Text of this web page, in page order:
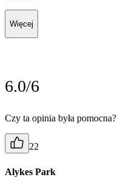
Więcej
6.0/6
Czy ta opinia była pomocna?
22
Alykes Park